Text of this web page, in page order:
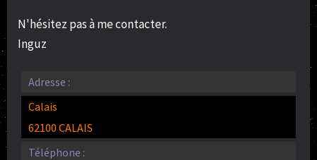
N'hésitez pas à me contacter.
Inguz
Adresse :
Calais
62100 CALAIS
Téléphone :